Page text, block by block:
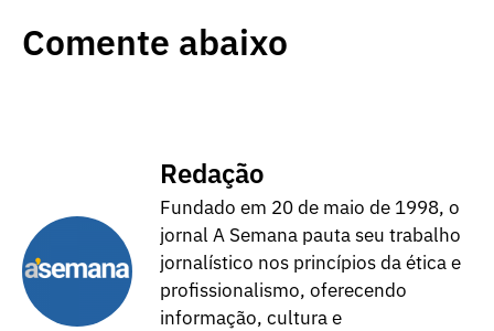
Comente abaixo
Redação
Fundado em 20 de maio de 1998, o
jornal A Semana pauta seu trabalho
jornalístico nos princípios da ética e
profissionalismo, oferecendo
informação, cultura e